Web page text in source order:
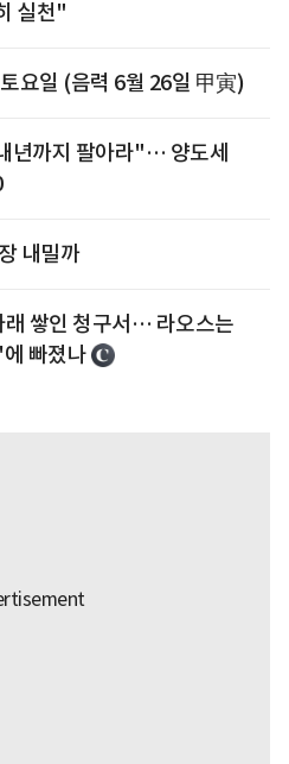
실천"
요일 (음력 6월 26일 甲寅)
년까지 팔아라"… 양도세
내밀까
래 쌓인 청구서… 라오스는
빠졌나